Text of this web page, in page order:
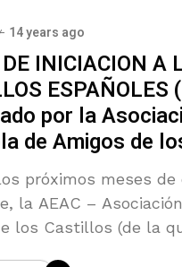
14 years ago
INICIACION A
ESPAÑOLES
por la
de Amigos de
próximos meses de
la AEAC –
los Castillos (de la